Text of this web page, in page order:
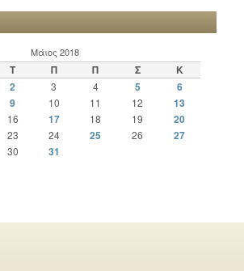
Μάιος 2018
Τ Π Π Σ Κ
2 3 4 5
6
9 10 11 12 13
16 17 18 19
20
23 24 25 26
27
30
31